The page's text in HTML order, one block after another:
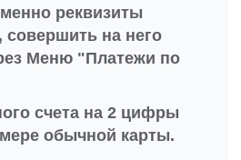
реквизиты
совершить на него
Меню "Платежи по
счета на 2 цифры
обычной карты.